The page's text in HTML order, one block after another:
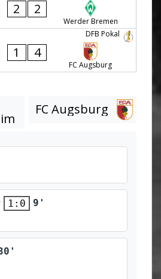
2 2
Werder Bremen
DFB Pokal
1 4
FC Augsburg
FC Augsburg
1:0 9'